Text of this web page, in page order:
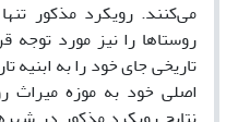
می‌کنند. رویکرد مذکور
روستاها را نیز مورد توجه
تاریخی جای خود را به ابنیه
اصلی خود به موزه میراث